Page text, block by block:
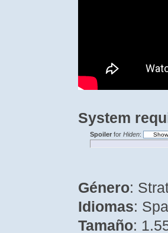
System
Spoilerfor Hiden:
Género:
Idiomas:
Tamaño: